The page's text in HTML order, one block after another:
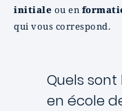
initiale ou en
qui vous correspond.
Quels
en école